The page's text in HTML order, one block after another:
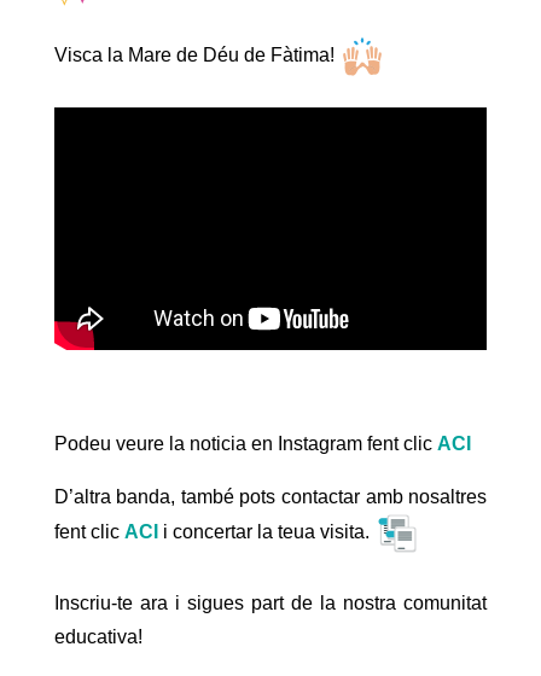
Visca la Mare de Déu de Fàtima!
Podeu veure la noticia en Instagram fent clic ACI
D’altra banda, també pots contactar amb nosaltres
fent clic ACI i concertar la teua visita.
Inscriu-te ara i sigues part de la nostra comunitat
educativa!